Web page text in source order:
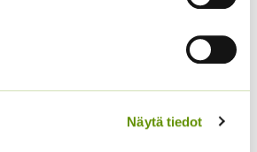
Näytä tiedot
Sisältää arvonlisäveron